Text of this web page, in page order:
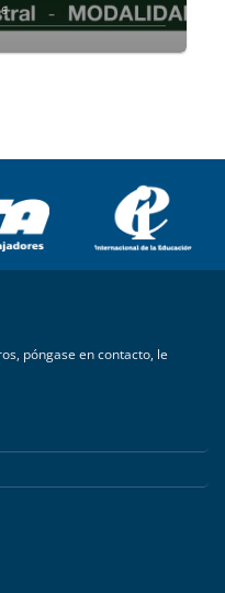
póngase en contacto, le